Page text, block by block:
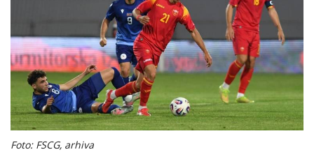
Foto: FSCG, arhiva